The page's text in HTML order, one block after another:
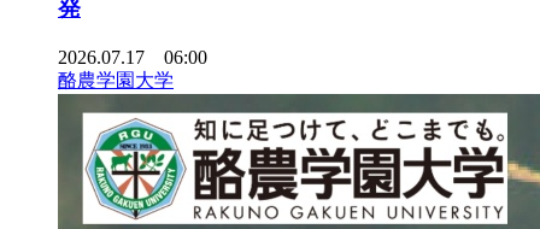
発
2026.07.17 06:00
酪農学園大学